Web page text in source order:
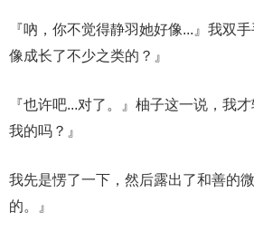
『吶，你不觉得静羽她好像...』我双
像成长了不少之类的？』
『也许吧...对了。』柚子这一说，我
我的吗？』
我先是愣了一下，然后露出了和善的
的。』